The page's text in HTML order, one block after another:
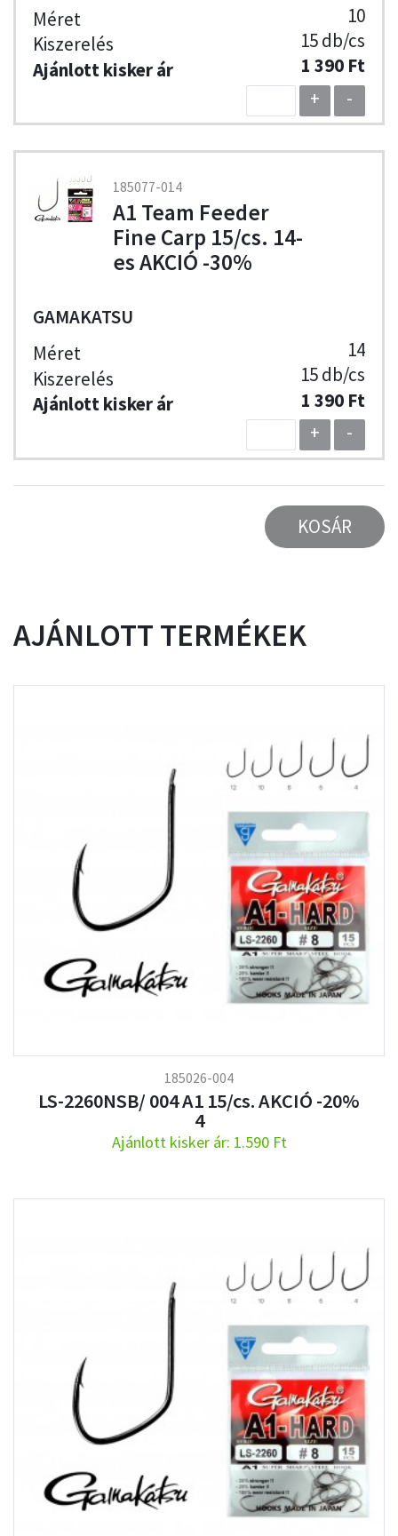
10
15 db/cs
1 390 Ft
+
-
185077-014
A1 Team Feeder
Fine Carp 15/cs. 14-
es AKCIÓ -30%
GAMAKATSU
14
15 db/cs
1 390 Ft
+
-
KOSÁR
AJÁNLOTT TERMÉKEK
185026-004
LS-2260NSB/ 004 A1 15/cs. AKCIÓ -20%
4
Ajánlott kisker ár: 1.590 Ft